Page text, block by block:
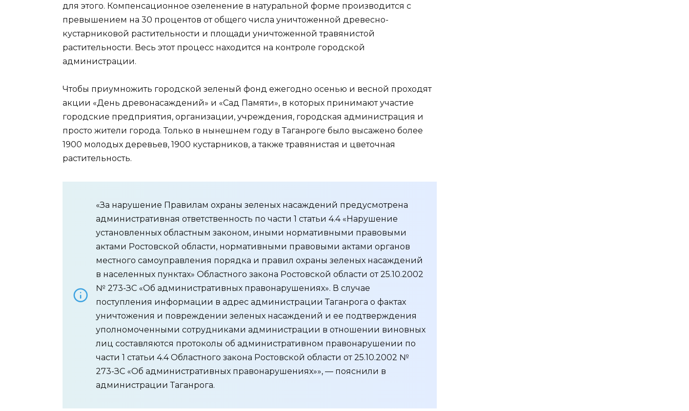
для этого. Компенсационное озеленение в натуральной форме производится с
превышением на 30 процентов от общего числа уничтоженной древесно-
кустарниковой растительности и площади уничтоженной травянистой
растительности. Весь этот процесс находится на контроле городской
администрации.
Чтобы приумножить городской зеленый фонд ежегодно осенью и весной проходят
акции «День древонасаждений» и «Сад Памяти», в которых принимают участие
городские предприятия, организации, учреждения, городская администрация и
просто жители города. Только в нынешнем году в Таганроге было высажено более
1900 молодых деревьев, 1900 кустарников, а также травянистая и цветочная
растительность.
«За нарушение Правилам охраны зеленых насаждений предусмотрена
административная ответственность по части 1 статьи 4.4 «Нарушение
установленных областным законом, иными нормативными правовыми
актами Ростовской области, нормативными правовыми актами органов
местного самоуправления порядка и правил охраны зеленых насаждений
в населенных пунктах» Областного закона Ростовской области от 25.10.2002
№ 273-ЗС «Об административных правонарушениях». В случае
поступления информации в адрес администрации Таганрога о фактах
уничтожения и повреждении зеленых насаждений и ее подтверждения
уполномоченными сотрудниками администрации в отношении виновных
лиц составляются протоколы об административном правонарушении по
части 1 статьи 4.4 Областного закона Ростовской области от 25.10.2002 №
273-ЗС «Об административных правонарушениях»», — пояснили в
администрации Таганрога.